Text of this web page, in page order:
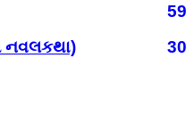
59
નવલકથા)
30